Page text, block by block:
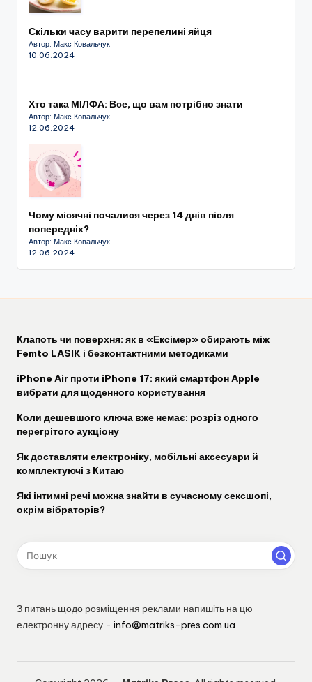
Скільки часу варити перепелині яйця
Автор: Макс Ковальчук
10.06.2024
Хто така МІЛФА: Все, що вам потрібно знати
Автор: Макс Ковальчук
12.06.2024
Чому місячні почалися через 14 днів після
попередніх?
Автор: Макс Ковальчук
12.06.2024
Клапоть чи поверхня: як в «Ексімер» обирають між
Femto LASIK і безконтактними методиками
iPhone Air проти iPhone 17: який смартфон Apple
вибрати для щоденного користування
Коли дешевшого ключа вже немає: розріз одного
перегрітого аукціону
Як доставляти електроніку, мобільні аксесуари й
комплектуючі з Китаю
Які інтимні речі можна знайти в сучасному сексшопі,
окрім вібраторів?
З питань щодо розміщення реклами напишіть на цю
електронну адресу - info@matriks-pres.com.ua